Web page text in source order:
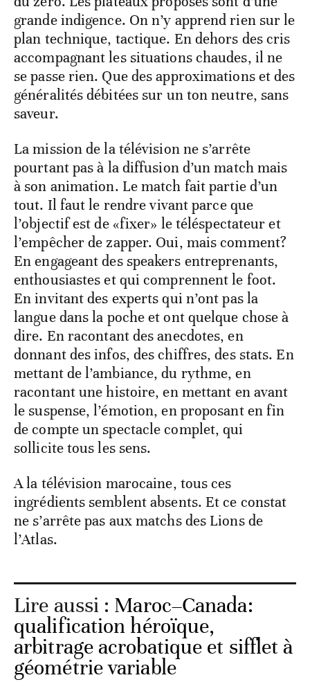
grande indigence. On n’y apprend rien sur le
plan technique, tactique. En dehors des cris
accompagnant les situations chaudes, il ne
se passe rien. Que des approximations et des
généralités débitées sur un ton neutre, sans
saveur.
La mission de la télévision ne s’arrête
pourtant pas à la diffusion d’un match mais
à son animation. Le match fait partie d’un
tout. Il faut le rendre vivant parce que
l’objectif est de «fixer» le téléspectateur et
l’empêcher de zapper. Oui, mais comment?
En engageant des speakers entreprenants,
enthousiastes et qui comprennent le foot.
En invitant des experts qui n’ont pas la
langue dans la poche et ont quelque chose à
dire. En racontant des anecdotes, en
donnant des infos, des chiffres, des stats. En
mettant de l’ambiance, du rythme, en
racontant une histoire, en mettant en avant
le suspense, l’émotion, en proposant en fin
de compte un spectacle complet, qui
sollicite tous les sens.
A la télévision marocaine, tous ces
ingrédients semblent absents. Et ce constat
ne s’arrête pas aux matchs des Lions de
l’Atlas.
Lire aussi : Maroc–Canada:
qualification héroïque,
arbitrage acrobatique et sifflet à
géométrie variable